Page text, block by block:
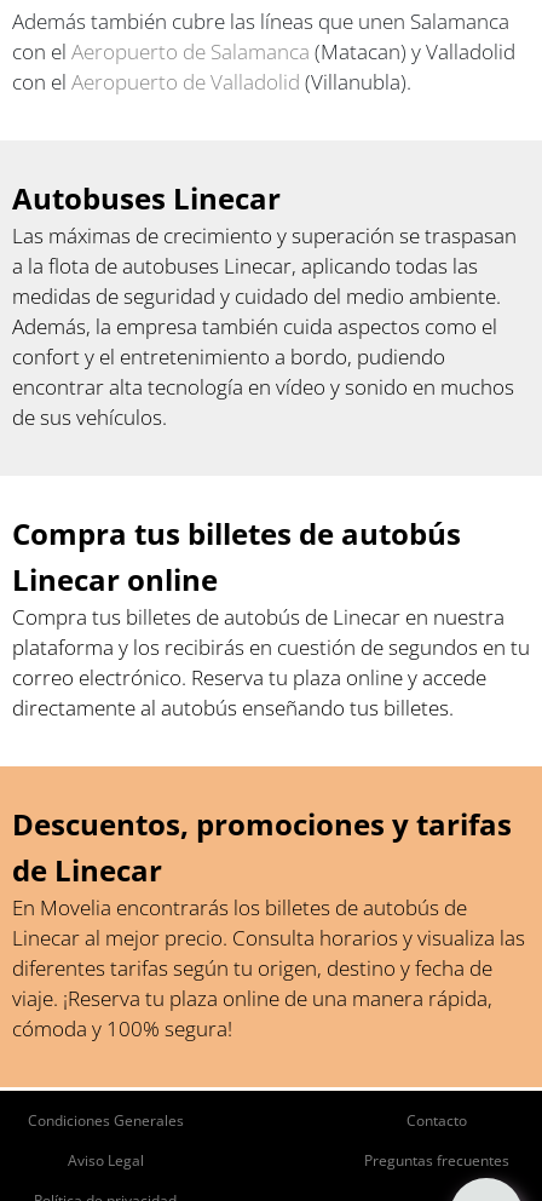
Además también cubre las líneas que unen Salamanca
con el Aeropuerto de Salamanca (Matacan) y Valladolid
con el Aeropuerto de Valladolid (Villanubla).
Autobuses Linecar
Las máximas de crecimiento y superación se traspasan
a la flota de autobuses Linecar, aplicando todas las
medidas de seguridad y cuidado del medio ambiente.
Además, la empresa también cuida aspectos como el
confort y el entretenimiento a bordo, pudiendo
encontrar alta tecnología en vídeo y sonido en muchos
de sus vehículos.
Compra tus billetes de autobús
Linecar online
Compra tus billetes de autobús de Linecar en nuestra
plataforma y los recibirás en cuestión de segundos en tu
correo electrónico. Reserva tu plaza online y accede
directamente al autobús enseñando tus billetes.
Descuentos, promociones y tarifas
de Linecar
En Movelia encontrarás los billetes de autobús de
Linecar al mejor precio. Consulta horarios y visualiza las
diferentes tarifas según tu origen, destino y fecha de
viaje. ¡Reserva tu plaza online de una manera rápida,
cómoda y 100% segura!
Condiciones Generales
Aviso Legal
Contacto
Preguntas frecuentes